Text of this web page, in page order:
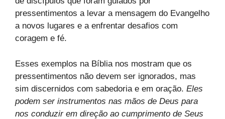
pressentimentos a levar a mensagem do Evangelho
a novos lugares e a enfrentar desafios com
coragem e fé.
Esses exemplos na Bíblia nos mostram que os
pressentimentos não devem ser ignorados, mas
sim discernidos com sabedoria e em oração. Eles
podem ser instrumentos nas mãos de Deus para
nos conduzir em direção ao cumprimento de Seus